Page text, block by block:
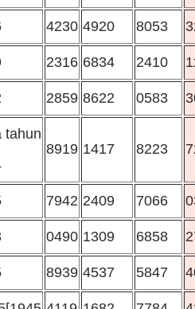
4230 4920 8053
2316 6834 2410
2859 8622 0583
tahun
8919 1417 8223
7942 2409 7066
0490 1309 6858
8939 4537 5847